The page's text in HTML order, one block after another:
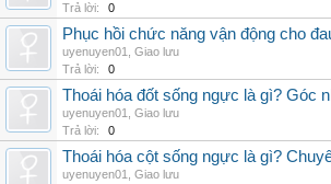
Trả lời:
0
Phục hồi chức năng vận động cho
uyenuyen01
Giao lưu
Trả lời:
0
Thoái hóa đốt sống ngực là gì? Góc
uyenuyen01
Giao lưu
Trả lời:
0
Thoái hóa cột sống ngực là gì?
uyenuyen01
Giao lưu